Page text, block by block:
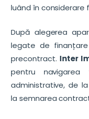
luând în
După alegerea
legate de
precontract. Inter
pentru navigarea
administrative, de
la semnarea